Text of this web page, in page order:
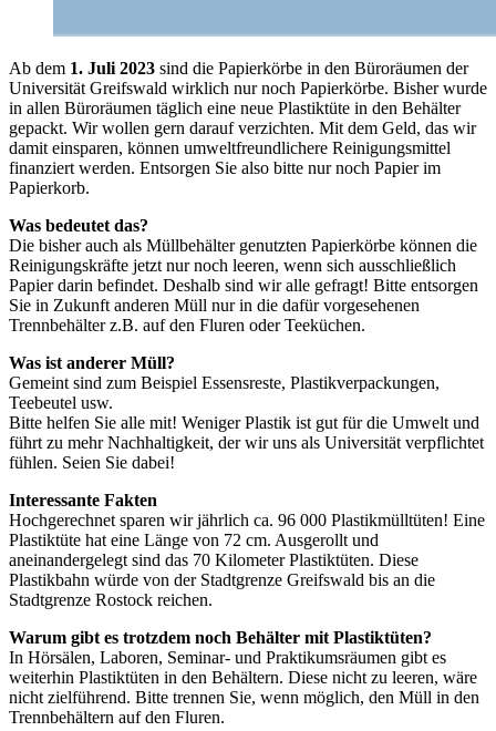
Ab dem 1. Juli 2023 sind die Papierkörbe in den Büroräumen der
Universität Greifswald wirklich nur noch Papierkörbe. Bisher wurde
in allen Büroräumen täglich eine neue Plastiktüte in den Behälter
gepackt. Wir wollen gern darauf verzichten. Mit dem Geld, das wir
damit einsparen, können umweltfreundlichere Reinigungsmittel
finanziert werden. Entsorgen Sie also bitte nur noch Papier im
Papierkorb.
Was bedeutet das?
Die bisher auch als Müllbehälter genutzten Papierkörbe können die
Reinigungskräfte jetzt nur noch leeren, wenn sich ausschließlich
Papier darin befindet. Deshalb sind wir alle gefragt! Bitte entsorgen
Sie in Zukunft anderen Müll nur in die dafür vorgesehenen
Trennbehälter z.B. auf den Fluren oder Teeküchen.
Was ist anderer Müll?
Gemeint sind zum Beispiel Essensreste, Plastikverpackungen,
Teebeutel usw.
Bitte helfen Sie alle mit! Weniger Plastik ist gut für die Umwelt und
führt zu mehr Nachhaltigkeit, der wir uns als Universität verpflichtet
fühlen. Seien Sie dabei!
Interessante Fakten
Hochgerechnet sparen wir jährlich ca. 96 000 Plastikmülltüten! Eine
Plastiktüte hat eine Länge von 72 cm. Ausgerollt und
aneinandergelegt sind das 70 Kilometer Plastiktüten. Diese
Plastikbahn würde von der Stadtgrenze Greifswald bis an die
Stadtgrenze Rostock reichen.
Warum gibt es trotzdem noch Behälter mit Plastiktüten?
In Hörsälen, Laboren, Seminar- und Praktikumsräumen gibt es
weiterhin Plastiktüten in den Behältern. Diese nicht zu leeren, wäre
nicht zielführend. Bitte trennen Sie, wenn möglich, den Müll in den
Trennbehältern auf den Fluren.